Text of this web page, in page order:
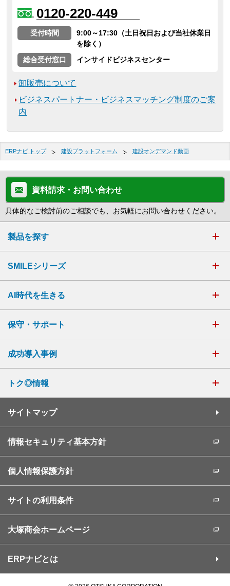
0120-220-449
受付時間
9:00～17:30（土日祝日および当社休業日
を除く）
総合受付窓口
インサイドビジネスセンター
卸販売について
ビジネスパートナー・ビジネスマッチング制度のご案
内
ERPナビ トップ 建設プラットフォーム 建設オンデマンド動画
資料請求・お問い合わせ
具体的なご検討前のご相談でも、お気軽にお問い合わせください。
製品を探す
SMILEシリーズ
AI時代を生きる
保守・サポート
成功導入事例
トク◎情報
サイトマップ
情報セキュリティ基本方針
個人情報保護方針
サイトの利用条件
大塚商会ホームページ
ERPナビとは